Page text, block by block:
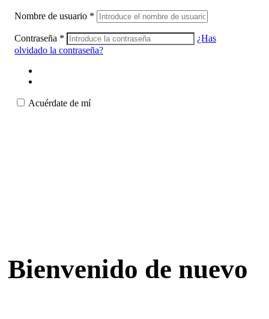
Nombre de usuario *
Contraseña *
¿Has
olvidado la contraseña?
Acuérdate de mí
Bienvenido de nuevo